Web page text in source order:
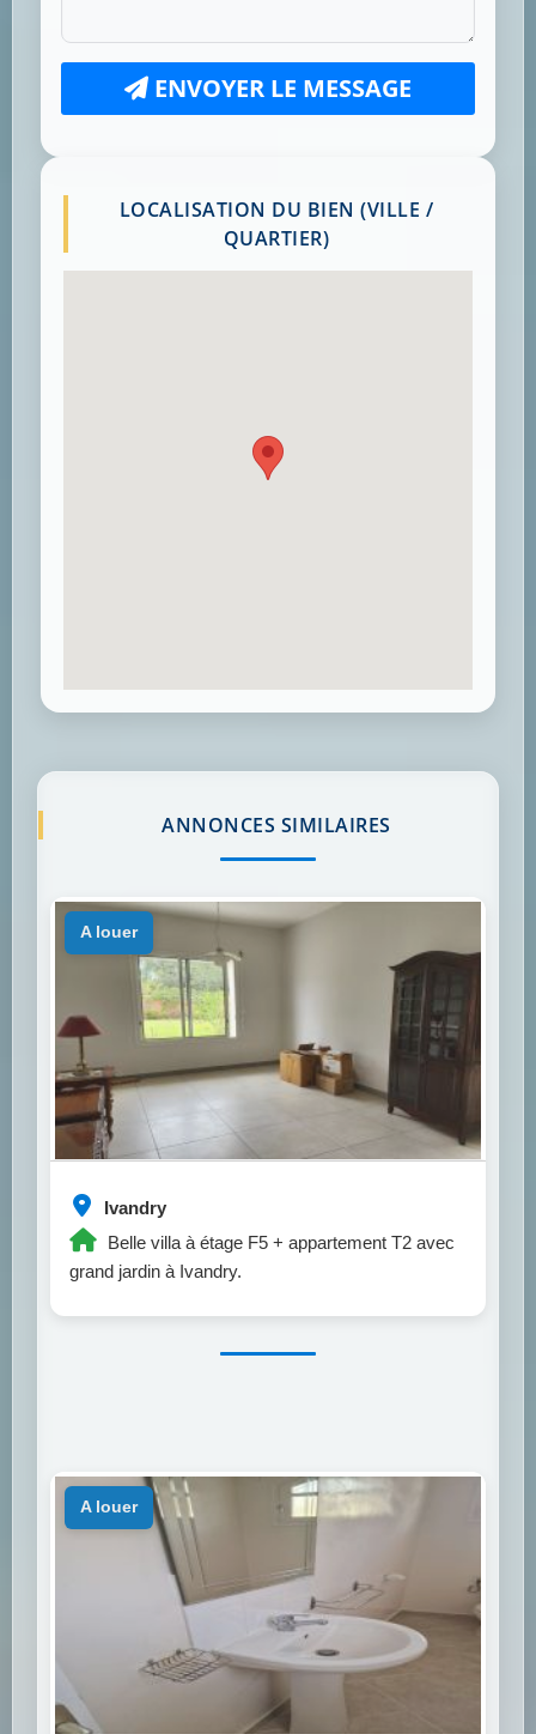
ENVOYER LE MESSAGE
LOCALISATION DU BIEN (VILLE /
QUARTIER)
ANNONCES SIMILAIRES
Ivandry
Belle villa à étage F5 + appartement T2 avec
grand jardin à Ivandry.
a louer
a louer